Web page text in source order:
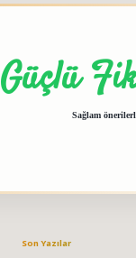
Güçlü
Sağlam
Son Yazılar